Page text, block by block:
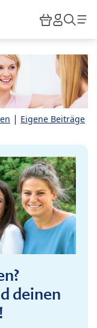
HiPP
| Eigene Beiträge
deinen